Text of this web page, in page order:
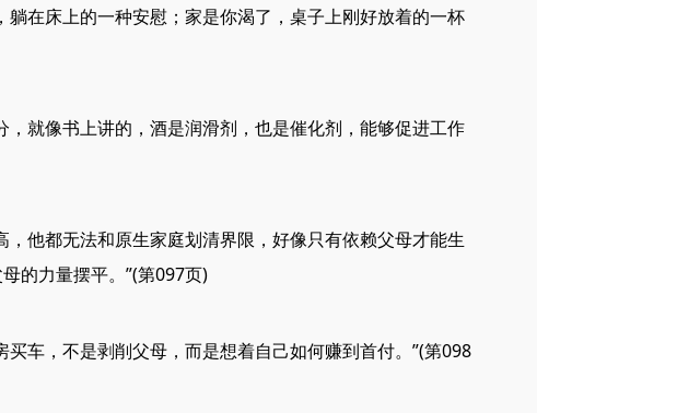
在床上的一种安慰；家是你渴了，桌子上刚好放着的一杯
就像书上讲的，酒是润滑剂，也是催化剂，能够促进工作
他都无法和原生家庭划清界限，好像只有依赖父母才能生
的力量摆平。”(第097页)
车，不是剥削父母，而是想着自己如何赚到首付。”(第098